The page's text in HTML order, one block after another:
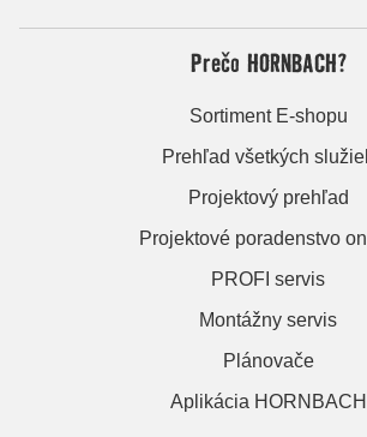
Prečo HORNBACH?
Sortiment E-shopu
Prehľad všetkých
Projektový prehľad
Projektové poradenstvo
PROFI servis
Montážny servis
Plánovače
Aplikácia HORNBACH